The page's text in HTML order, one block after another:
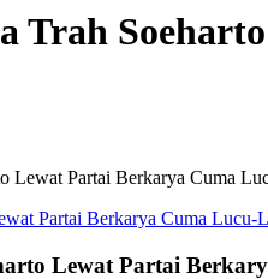
Trah
Lewat Partai Berkarya Cuma
Lewat Partai